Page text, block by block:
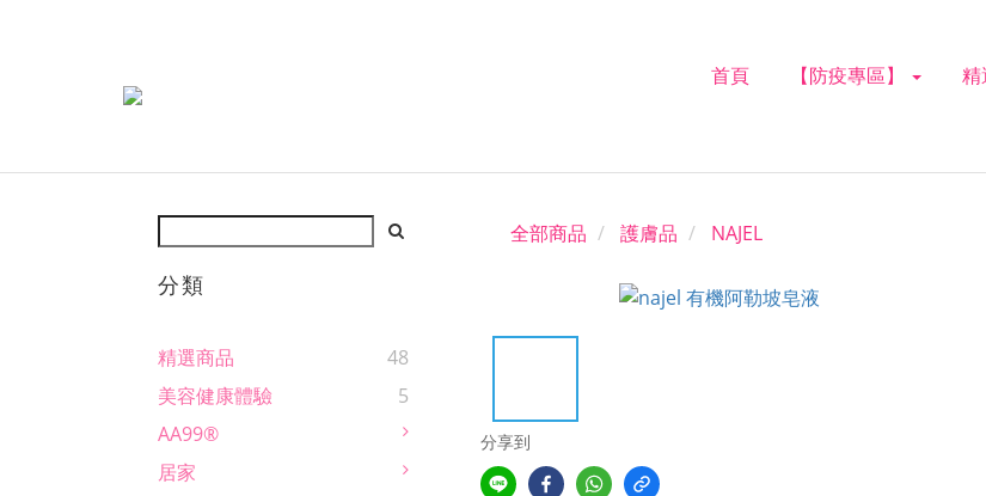
首頁 【防疫專區】 精
分類
精選商品
48
美容健康體驗
5
AA99®
居家
全部商品 護膚品 NAJEL
分享到